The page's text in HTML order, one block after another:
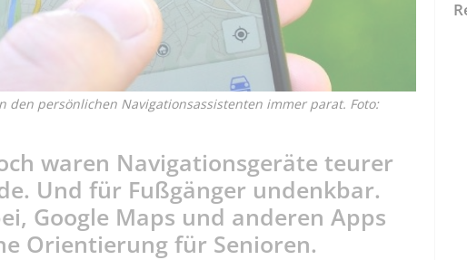
den persönlichen Navigationsassistenten immer parat. Foto:
waren Navigationsgeräte teurer
Und für Fußgänger undenkbar.
Google Maps und anderen Apps
Orientierung für Senioren.